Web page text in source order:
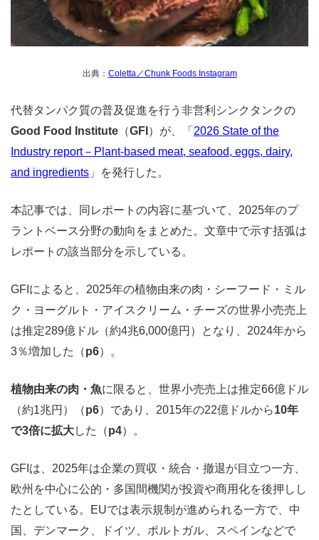
出典： Coletta／Chunk Foods Instagram
代替タンパク質の普及促進を行う非営利シンクタンクの
Good Food Institute （GFI ）が、「 2026 State of the
Industry report－Plant-based meat, seafood, eggs, dairy,
and ingredients 」を発行した。
本記事では、同レポートの内容に基づいて、2025年のプ
ラントベース分野の動向をまとめた。文章中で示す括弧は
レポートの該当部分を示している。
GFIによると、2025年の植物由来の肉・シーフード・ミル
ク・ヨーグルト・アイスクリーム・チーズの世界小売売上
は推定289億ドル（約4兆6,000億円）となり、2024年から
3％増加した（p6）。
植物由来の肉・魚に限ると、世界小売売上は推定66億ドル
（約1兆円）（p6）であり、2015年の22億ドルから10年
で3倍に拡大した（p4）。
GFIは、2025年は企業の買収・統合・撤退が目立つ一方、
欧州を中心に公的・多国間機関が投資や商用化を後押しし
たとしている。EUでは表示規制が進められる一方で、中
国、デンマーク、ドイツ、ポルトガル、スペインなどで